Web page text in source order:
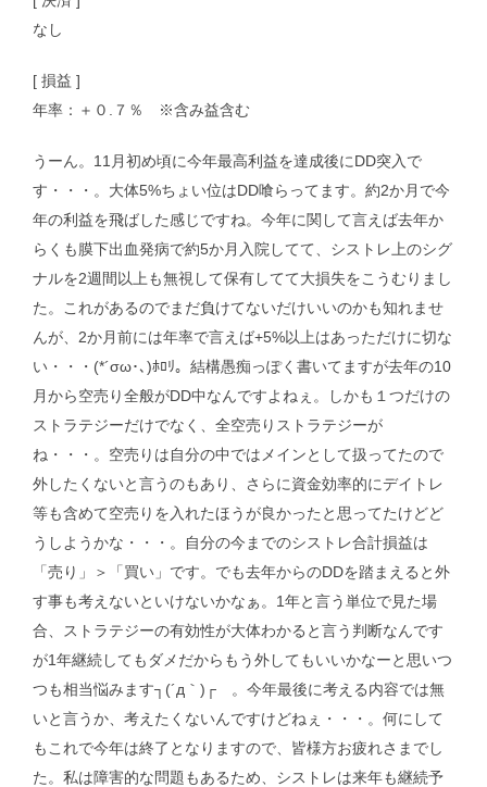
なし
[ 損益 ]
年率：＋０.７％ ※含み益含む
うーん。11月初め頃に今年最高利益を達成後にDD突入で
す・・・。大体5%ちょい位はDD喰らってます。約2か月で今
年の利益を飛ばした感じですね。今年に関して言えば去年か
らくも膜下出血発病で約5か月入院してて、シストレ上のシグ
ナルを2週間以上も無視して保有してて大損失をこうむりまし
た。これがあるのでまだ負けてないだけいいのかも知れませ
んが、2か月前には年率で言えば+5%以上はあっただけに切な
い・・・(*´σω･､)ﾎﾛﾘ。結構愚痴っぽく書いてますが去年の10
月から空売り全般がDD中なんですよねぇ。しかも１つだけの
ストラテジーだけでなく、全空売りストラテジーが
ね・・・。空売りは自分の中ではメインとして扱ってたので
外したくないと言うのもあり、さらに資金効率的にデイトレ
等も含めて空売りを入れたほうが良かったと思ってたけどど
うしようかな・・・。自分の今までのシストレ合計損益は
「売り」＞「買い」です。でも去年からのDDを踏まえると外
す事も考えないといけないかなぁ。1年と言う単位で見た場
合、ストラテジーの有効性が大体わかると言う判断なんです
が1年継続してもダメだからもう外してもいいかなーと思いつ
つも相当悩みます┐(´д｀)┌ 。今年最後に考える内容では無
いと言うか、考えたくないんですけどねぇ・・・。何にして
もこれで今年は終了となりますので、皆様方お疲れさまでし
た。私は障害的な問題もあるため、シストレは来年も継続予